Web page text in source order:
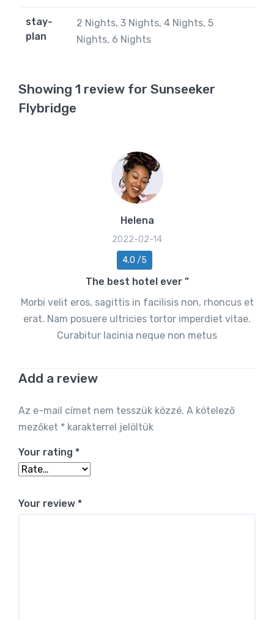
stay-
plan
2 Nights, 3 Nights, 4 Nights, 5
Nights, 6 Nights
Showing 1 review for Sunseeker
Flybridge
Helena
2022-02-14
4.0 /5
The best hotel ever ”
Morbi velit eros, sagittis in facilisis non, rhoncus et
erat. Nam posuere ultricies tortor imperdiet vitae.
Curabitur lacinia neque non metus
Add a review
Az e-mail címet nem tesszük közzé. A kötelező
mezőket * karakterrel jelöltük
Your rating *
Your review *
Alternative: